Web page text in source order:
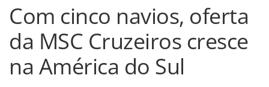
Com cinco navios, oferta
da MSC Cruzeiros cresce
na América do Sul